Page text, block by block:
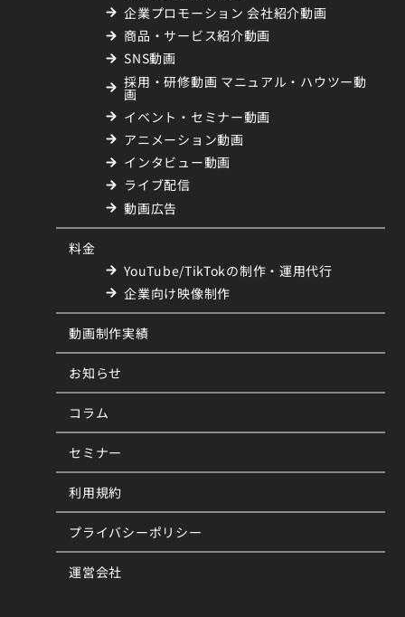
企業プロモーション 会社紹介動画
商品・サービス紹介動画
SNS動画
採用・研修動画 マニュアル・ハウツー動
画
イベント・セミナー動画
アニメーション動画
インタビュー動画
ライブ配信
動画広告
料金
YouTube/TikTokの制作・運用代行
企業向け映像制作
動画制作実績
お知らせ
コラム
セミナー
利用規約
プライバシーポリシー
運営会社